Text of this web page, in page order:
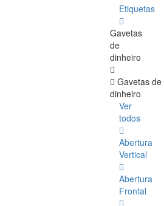
Etiquetas
Gavetas
de
dinheiro
Gavetas de
dinheiro
Ver
todos
Abertura
Vertical
Abertura
Frontal